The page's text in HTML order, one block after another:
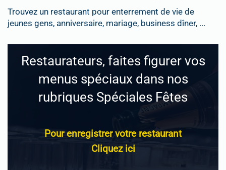
Trouvez un restaurant pour enterrement de vie de
jeunes gens, anniversaire, mariage, business dîner, ...
Restaurateurs, faites figurer vos
menus spéciaux dans nos
rubriques Spéciales Fêtes
Pour enregistrer votre restaurant
Cliquez ici